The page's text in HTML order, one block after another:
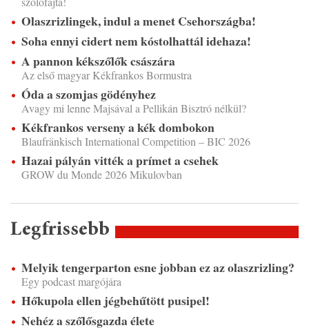
Olaszrizlingek, indul a menet Csehországba!
Soha ennyi cidert nem kóstolhattál idehaza!
A pannon kékszőlők császára
Az első magyar Kékfrankos Bormustra
Óda a szomjas gödényhez
Avagy mi lenne Majsával a Pellikán Bisztró nélkül?
Kékfrankos verseny a kék dombokon
Blaufränkisch International Competition – BIC 2026
Hazai pályán vitték a prímet a csehek
GROW du Monde 2026 Mikulovban
Legfrissebb
Melyik tengerparton esne jobban ez az olaszrizling?
Egy podcast margójára
Hőkupola ellen jégbehűtött pusipel!
Nehéz a szőlősgazda élete